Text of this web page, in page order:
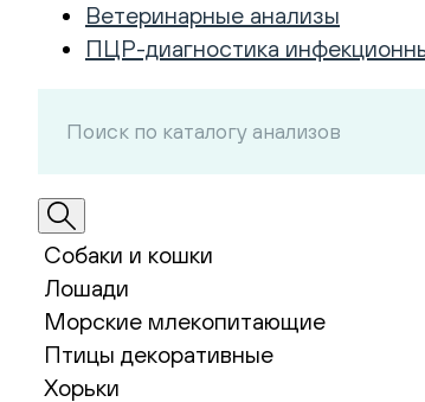
Ветеринарные анализы
ПЦР-диагностика
Собаки и кошки
Лошади
Морские млекопитающие
Птицы декоративные
Хорьки